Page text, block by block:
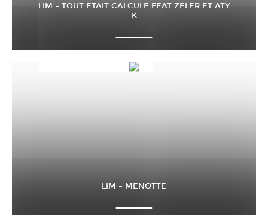
LIM – TOUT ETAIT CALCULE FEAT ZELER ET ATY
K
LIM – MENOTTE